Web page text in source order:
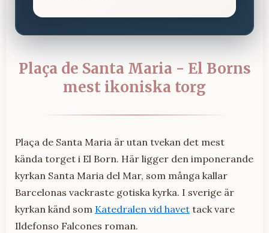
Plaça de Santa Maria - El Borns
mest ikoniska torg
Plaça de Santa Maria är utan tvekan det mest
kända torget i El Born. Här ligger den imponerande
kyrkan Santa Maria del Mar, som många kallar
Barcelonas vackraste gotiska kyrka. I sverige är
kyrkan känd som Katedralen vid havet tack vare
Ildefonso Falcones roman.